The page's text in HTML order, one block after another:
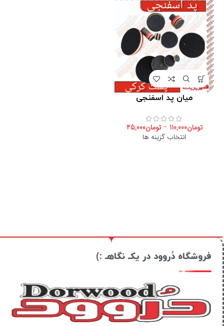
میان پد اسفنجی
تومان110,000
– تومان45,000
انتخاب گزینه ها
فروشگاه دُروود در یکـ نگاهـ :)